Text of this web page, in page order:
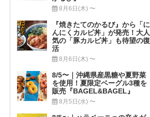
8月6日(木) 〜
『焼きたてのかるび』から「に
んにくカルビ丼」が発売！大人
気の「豚カルビ丼」も待望の復
活
8月6日(木) 〜
8/5〜｜沖縄県産黒糖や夏野菜
を使用！夏限定ベーグル3種を
販売『BAGEL&BAGEL』
8月5日(水) 〜